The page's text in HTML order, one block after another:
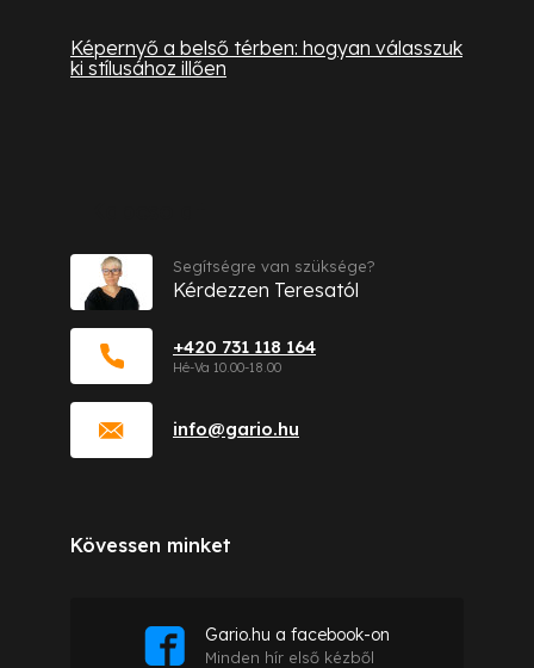
Képernyő a belső térben: hogyan válasszuk
ki stílusához illően
info@gario.hu
+420 731 118 164
Segítségre van szüksége?
Kérdezzen Teresatól
Kövessen minket
Gario.hu a facebook-on
Minden hír első kézből